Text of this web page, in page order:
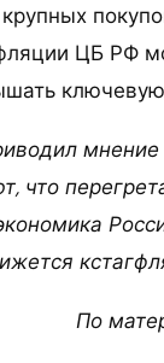
ЦБ РФ
ключевую
мнение
что
По